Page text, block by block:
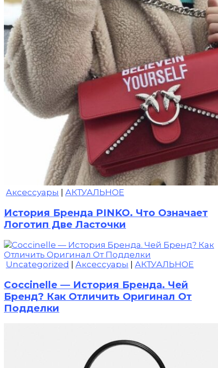
Аксессуары | АКТУАЛЬНОЕ
История Бренда PINKO. Что Означает
Логотип Две Ласточки
Uncategorized | Аксессуары | АКТУАЛЬНОЕ
Coccinelle — История Бренда. Чей
Бренд? Как Отличить Оригинал От
Подделки